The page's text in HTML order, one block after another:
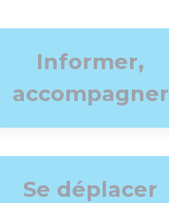
Informer,
accompagner
Se déplacer